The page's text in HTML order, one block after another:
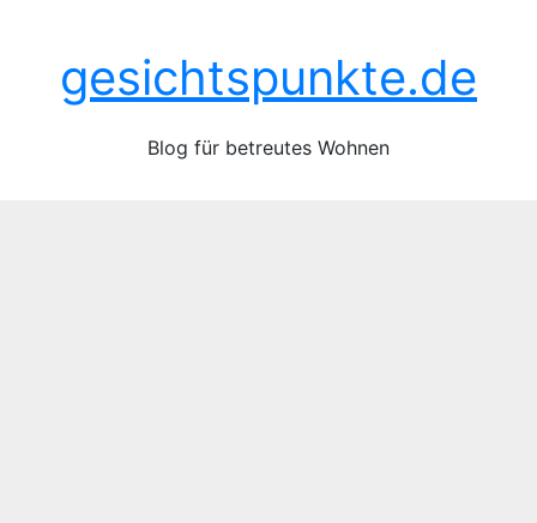
springengesichtspunkte.de
Blog für betreutes Wohnen